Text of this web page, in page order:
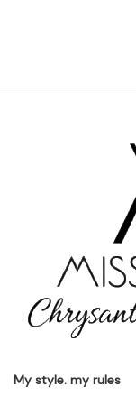
My style. my rules